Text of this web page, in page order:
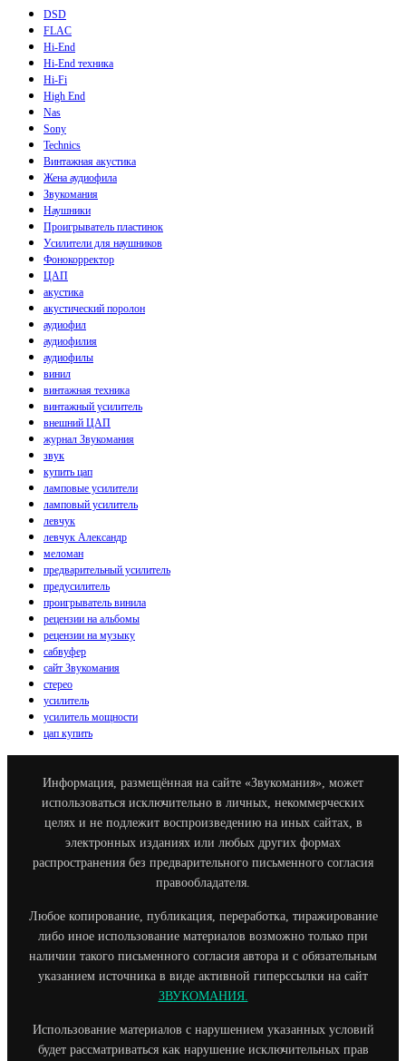
DSD
FLAC
Hi-End
Hi-End техника
Hi-Fi
High End
Nas
Sony
Technics
Винтажная акустика
Жена аудиофила
Звукомания
Наушники
Проигрыватель пластинок
Усилители для наушников
Фонокорректор
ЦАП
акустика
акустический поролон
аудиофил
аудиофилия
аудиофилы
винил
винтажная техника
винтажный усилитель
внешний ЦАП
журнал Звукомания
звук
купить цап
ламповые усилители
ламповый усилитель
левчук
левчук Александр
меломан
предварительный усилитель
предусилитель
проигрыватель винила
рецензии на альбомы
рецензии на музыку
сабвуфер
сайт Звукомания
стерео
усилитель
усилитель мощности
цап купить
Информация, размещённая на сайте «Звукомания», может
использоваться исключительно в личных, некоммерческих
целях и не подлежит воспроизведению на иных сайтах, в
электронных изданиях или любых других формах
распространения без предварительного письменного согласия
правообладателя.
Любое копирование, публикация, переработка, тиражирование
либо иное использование материалов возможно только при
наличии такого письменного согласия автора и с обязательным
указанием источника в виде активной гиперссылки на сайт
ЗВУКОМАНИЯ.
Использование материалов с нарушением указанных условий
будет рассматриваться как нарушение исключительных прав